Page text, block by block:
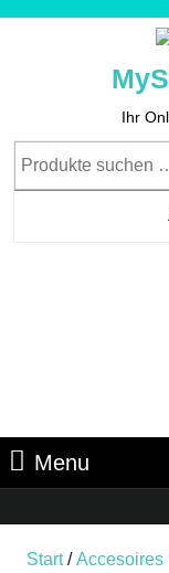
Ihr
Menu
Start/Accesoires